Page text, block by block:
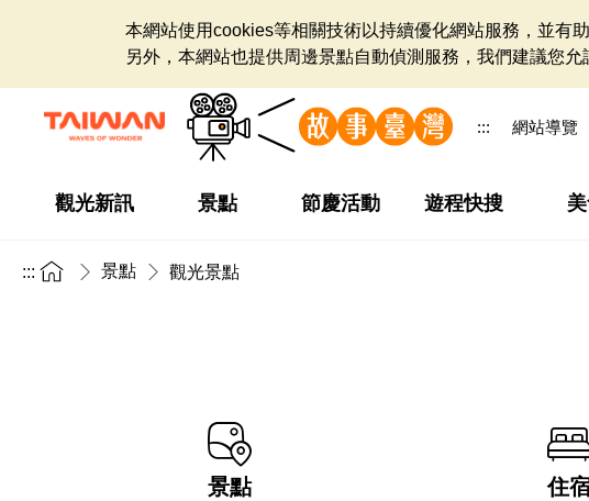
本網站使用cookies等相關技術以持續優化網站服務，並有
另外，本網站也提供周邊景點自動偵測服務，我們建議您
::: 網站導覽
觀光新訊 景點 節慶活動 遊程快搜
::: 景點 觀光景點
景點 住